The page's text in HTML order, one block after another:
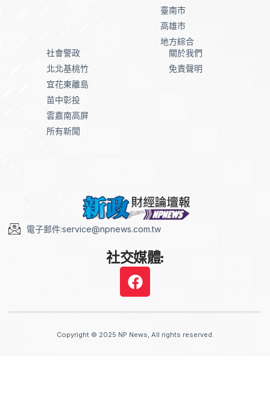
臺南市
高雄市
地方綜合
社會警政
北北基桃竹
宜花東離島
苗中彰投
雲嘉南高屏
所有新聞
關於我們
免責聲明
電子郵件:service@npnews.com.tw
社交媒體:
Copyright © 2025 NP News, All rights reserved.